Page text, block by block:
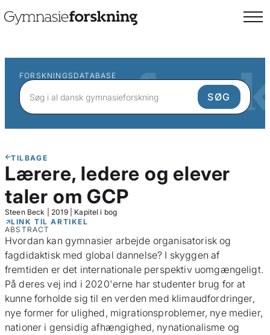
FORSKNINGSDATABASE
TILBAGE
Lærere, ledere og elever
taler om GCP
Steen Beck 2019| Kapitel i bog
LINK TIL ARTIKEL
ABSTRACT
Hvordan kan gymnasier arbejde organisatorisk og
fagdidaktisk med global dannelse? I skyggen af
fremtiden er det internationale perspektiv uomgængeligt.
På deres vej ind i 2020'erne har studenter brug for at
kunne forholde sig til en verden med klimaudfordringer,
nye former for ulighed, migrationsproblemer, nye medier,
nationer i gensidig afhængighed, nynationalisme og